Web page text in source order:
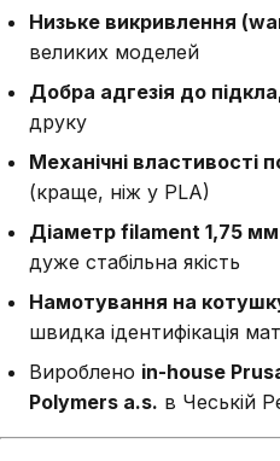
Низьке викривлення
великих моделей
Добра адгезія до
друку
Механічні властивості
(краще, ніж у PLA)
Діаметр filament 1,75
дуже стабільна якість
Намотування на
швидка ідентифікація
Вироблено in-house
Polymers a.s. в Чеській